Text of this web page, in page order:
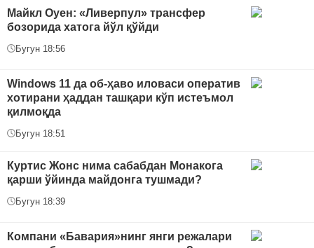
Майкл Оуен: «Ливерпул» трансфер
бозорида хатога йўл қўйди
Бугун 18:56
Windows 11 да об-ҳаво иловаси оператив
хотирани ҳаддан ташқари кўп истеъмол
қилмоқда
Бугун 18:51
Куртис Жонс нима сабабдан Монакога
қарши ўйинда майдонга тушмади?
Бугун 18:39
Компани «Бавария»нинг янги режалари